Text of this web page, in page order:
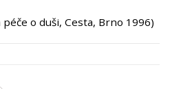
o duši, Cesta, Brno 1996)